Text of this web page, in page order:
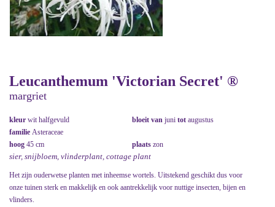
Leucanthemum 'Victorian Secret' ®
margriet
kleur wit halfgevuld bloeit van juni tot augustus
familie Asteraceae
hoog 45 cm plaats zon
sier, snijbloem, vlinderplant, cottage plant
Het zijn ouderwetse planten met inheemse wortels. Uitstekend geschikt dus voor
onze tuinen sterk en makkelijk en ook aantrekkelijk voor nuttige insecten, bijen en
vlinders.